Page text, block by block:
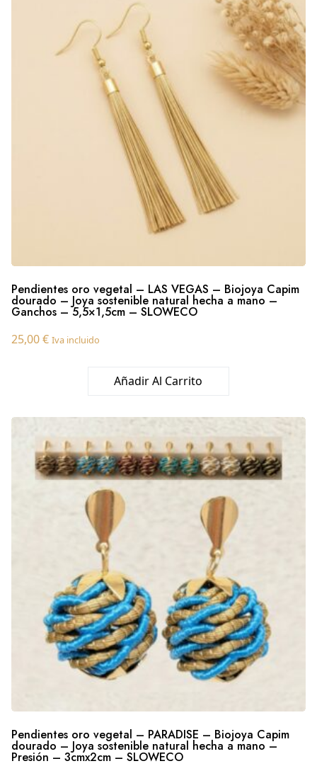
Pendientes oro vegetal – LAS VEGAS – Biojoya Capim
dourado – Joya sostenible natural hecha a mano –
Ganchos – 5,5×1,5cm – SLOWECO
25,00€ Iva incluido
Añadir Al Carrito
Pendientes oro vegetal – PARADISE – Biojoya Capim
dourado – Joya sostenible natural hecha a mano –
Presión – 3cmx2cm – SLOWECO